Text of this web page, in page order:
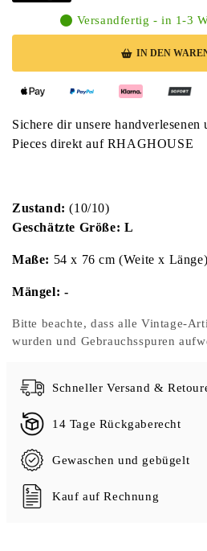
Versandfertig - in 1-3
IN DEN
Sichere dir unsere handverlesenen
Pieces direkt auf RHAGHOUSE
Zustand: (10/10)
Geschätzte Größe: L
Maße: 54 x 76 cm (Weite x Länge)
Mängel: -
Bitte beachte, dass alle Vintage-
wurden und Gebrauchsspuren
Schneller Versand &
14 Tage Rückgaberecht
Gewaschen und gebügelt
Kauf auf Rechnung